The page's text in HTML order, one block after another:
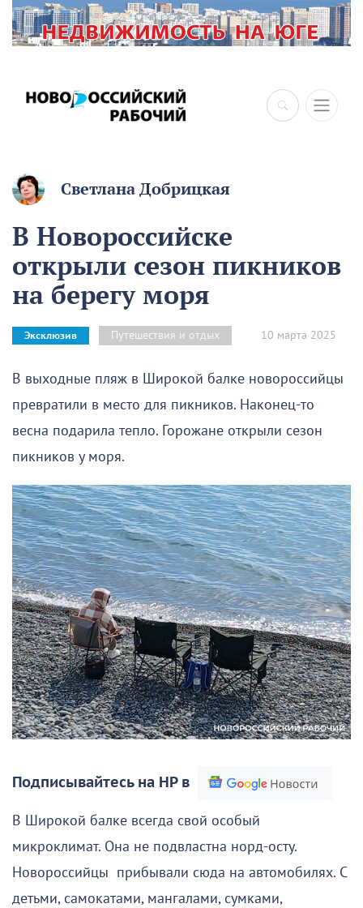
Светлана Добрицкая
В Новороссийске
открыли сезон пикников
на берегу моря
Эксклюзив Путешествия и отдых 10 марта 2025
В выходные пляж в Широкой балке новороссийцы
превратили в место для пикников. Наконец-то
весна подарила тепло. Горожане открыли сезон
пикников у моря.
Подписывайтесь на НР в
В Широкой балке всегда свой особый
микроклимат. Она не подвластна норд-осту.
Новороссийцы прибывали сюда на автомобилях. С
детьми, самокатами, мангалами, сумками,